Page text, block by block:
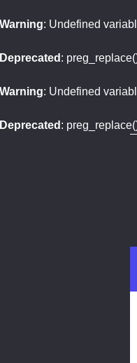
Warning: Undefined
Deprecated :
Warning: Undefined
Deprecated :